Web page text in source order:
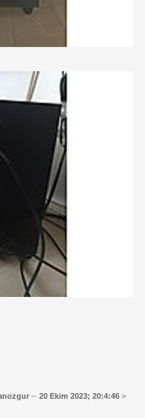
-- 20 Ekim 2023; 20:4:46 >